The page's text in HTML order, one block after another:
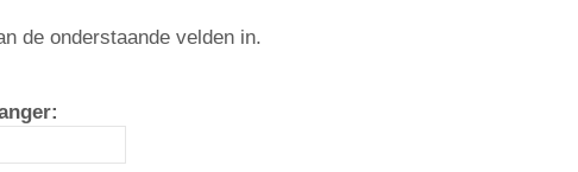
de onderstaande velden in.